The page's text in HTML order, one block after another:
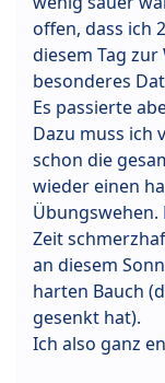
offen, dass ich
diesem Tag
besonderes
Es passierte
Dazu muss ich
schon die
wieder einen
Zeit
an diesem
harten Bauch
gesenkt hat).
Ich also ganz